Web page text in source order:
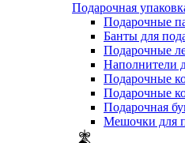
Подарочная
Подарочные
Банты для
Подарочные
Наполнители
Подарочные
Подарочные
Подарочная
Мешочки для